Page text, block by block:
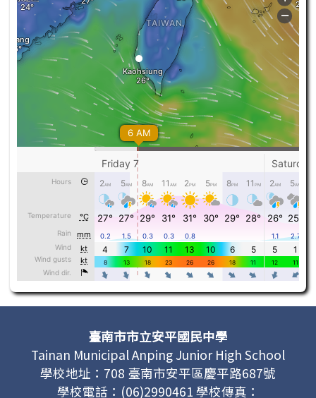
頁尾區域內容臺南市市立安平國民中學
Tainan Municipal Anping Junior High School
學校地址：708 臺南市安平區慶平路687號
學校電話：(06)2990461 學校傳真：